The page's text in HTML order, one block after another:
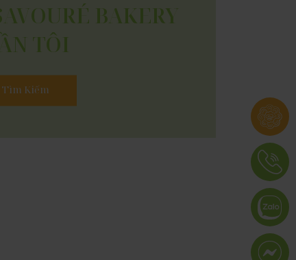
BAKERY
TÔI
Tìm Kiếm